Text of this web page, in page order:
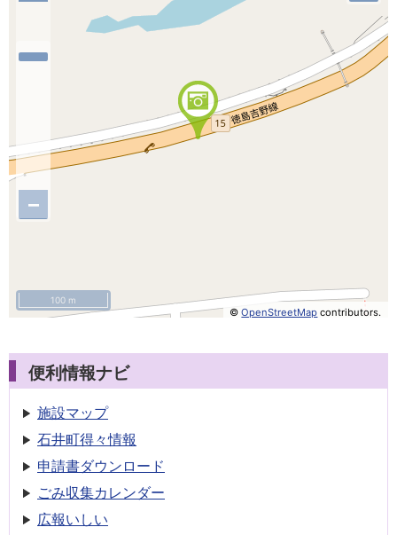
−
©OpenStreetMap contributors.
100 m
便利情報ナビ
施設マップ
石井町得々情報
申請書ダウンロード
ごみ収集カレンダー
広報いしい